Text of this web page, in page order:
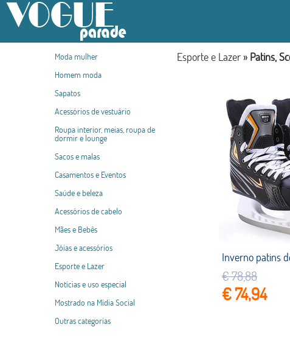
Moda mulher
Homem moda
Sapatos
Acessórios de vestuário
Roupa interior, meias, roupa de
dormir e lounge
Sacos e malas
Casamentos e Eventos
Saúde e beleza
Acessórios de cabelo
Mães e Bebês
Jóias e acessórios
Esporte e Lazer
Notícias e uso especial
Mostrado na Mídia Social
Outras categorias
Esporte e Lazer » Patins,
€ 78,88
€ 74,94